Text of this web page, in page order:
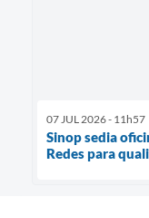
07 JUL 2026 - 11h57
Sinop sedia
Redes para